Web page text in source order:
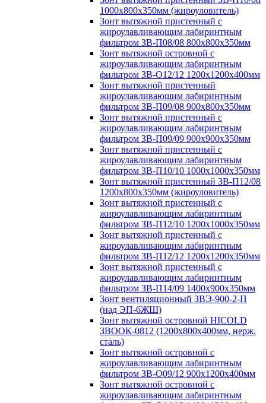
1000х800х350мм (жироуловитель)
Зонт вытяжной пристенный с
жироулавливающим лабиринтным
фильтром ЗВ-П08/08 800х800х350мм
Зонт вытяжной островной с
жироулавливающим лабиринтным
фильтром ЗВ-О12/12 1200х1200х400мм
Зонт вытяжной пристенный
жироулавливающим лабиринтным
фильтром ЗВ-П09/08 900х800х350мм
Зонт вытяжной пристенный с
жироулавливающим лабиринтным
фильтром ЗВ-П09/09 900х900х350мм
Зонт вытяжной пристенный с
жироулавливающим лабиринтным
фильтром ЗВ-П10/10 1000х1000х350мм
Зонт вытяжной пристенный ЗВ-П12/08
1200х800х350мм (жироуловитель)
Зонт вытяжной пристенный с
жироулавливающим лабиринтным
фильтром ЗВ-П12/10 1200х1000х350мм
Зонт вытяжной пристенный с
жироулавливающим лабиринтным
фильтром ЗВ-П12/12 1200х1200х350мм
Зонт вытяжной пристенный с
жироулавливающим лабиринтным
фильтром ЗВ-П14/09 1400х900х350мм
Зонт вентиляционный ЗВЭ-900-2-П
(над ЭП-6ЖШ)
Зонт вытяжной островной HICOLD
ЗВООК-0812 (1200х800x400мм, нерж.
сталь)
Зонт вытяжной островной с
жироулавливающим лабиринтным
фильтром ЗВ-О09/12 900х1200х400мм
Зонт вытяжной островной с
жироулавливающим лабиринтным